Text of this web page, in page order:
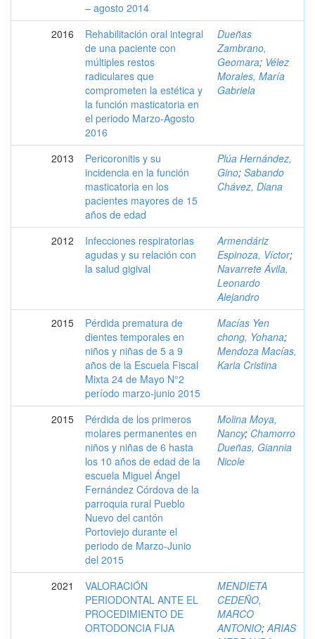
– agosto 2014
2016
Rehabilitación oral integral
de una paciente con
múltiples restos
radiculares que
comprometen la estética y
la función masticatoria en
el periodo Marzo-Agosto
2016
Dueñas
Zambrano,
Geomara; Vélez
Morales, María
Gabriela
2013
Pericoronitis y su
incidencia en la función
masticatoria en los
pacientes mayores de 15
años de edad
Plúa Hernández,
Gino; Sabando
Chávez, Diana
2012
Infecciones respiratorias
agudas y su relación con
la salud gigival
Armendáriz
Espinoza, Víctor;
Navarrete Ávila,
Leonardo
Alejandro
2015
Pérdida prematura de
dientes temporales en
niños y niñas de 5 a 9
años de la Escuela Fiscal
Mixta 24 de Mayo N°2
período marzo-junio 2015
Macías Yen
chong, Yohana;
Mendoza Macías,
Karla Cristina
2015
Pérdida de los primeros
molares permanentes en
niños y niñas de 6 hasta
los 10 años de edad de la
escuela Miguel Ángel
Fernández Córdova de la
parroquia rural Pueblo
Nuevo del cantón
Portoviejo durante el
periodo de Marzo-Junio
del 2015
Molina Moya,
Nancy; Chamorro
Dueñas, Giannia
Nicole
2021
VALORACIÓN
PERIODONTAL ANTE EL
PROCEDIMIENTO DE
ORTODONCIA FIJA
MENDIETA
CEDEÑO,
MARCO
ANTONIO;ARIAS